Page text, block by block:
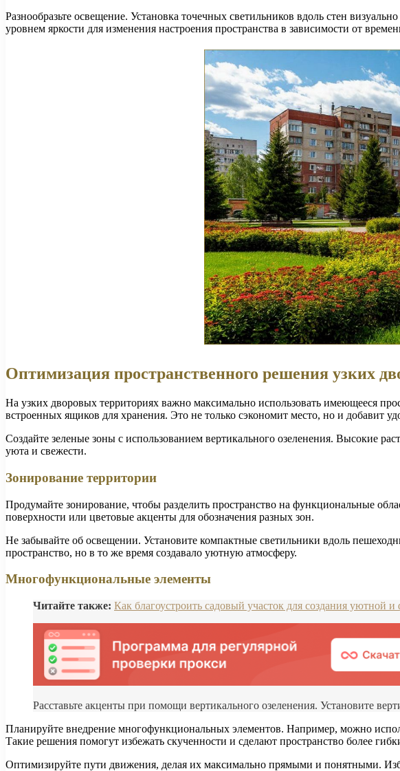
Разнообразьте освещение. Установка точечных светильников вдоль стен
уровнем яркости для изменения настроения пространства в зависимости от
Оптимизация пространственного решения узких
На узких дворовых территориях важно максимально использовать имеющееся
встроенных ящиков для хранения. Это не только сэкономит место, но и добавит
Создайте зеленые зоны с использованием вертикального озеленения. Высокие
уюта и свежести.
Зонирование территории
Продумайте зонирование, чтобы разделить пространство на функциональные
поверхности или цветовые акценты для обозначения разных зон.
Не забывайте об освещении. Установите компактные светильники вдоль
пространство, но в то же время создавало уютную атмосферу.
Многофункциональные элементы
Читайте также: Как благоустроить садовый участок для создания уютной
Расставьте акценты при помощи вертикального озеленения. Установите
Планируйте внедрение многофункциональных элементов. Например, можно
Такие решения помогут избежать скученности и сделают пространство более
Оптимизируйте пути движения, делая их максимально прямыми и понятными.